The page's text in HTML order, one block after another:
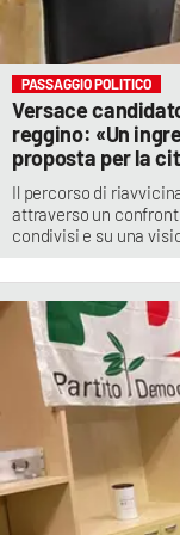
PASSAGGIO POLITICO
Versace
reggino: «Un
proposta per la
Il percorso di
attraverso un
condivisi e su una